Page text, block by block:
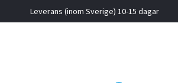
Leverans (inom Sverige) 10-15 dagar